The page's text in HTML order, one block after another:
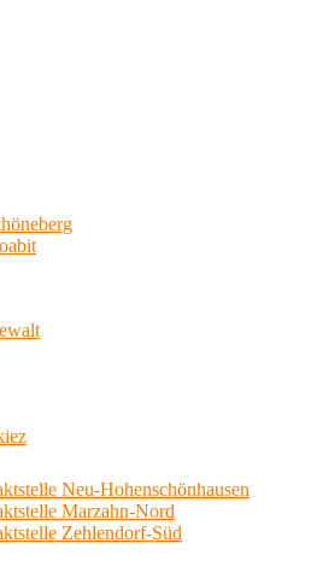
Neu-Hohenschönhausen
Marzahn-Nord
Zehlendorf-Süd